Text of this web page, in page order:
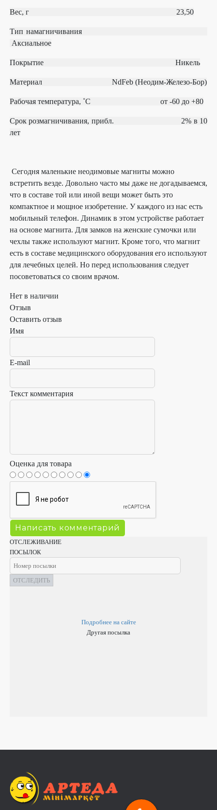
ОТСЛЕЖИВАНИЕ
ПОСЫЛОК
ОТСЛЕДИТЬ
Подробнее на сайте
Другая посылка
Вес, г 23,50
Тип намагничивания
Аксиальное
Покрытие Никель
Материал NdFeb (Неодим-Железо-Бор)
Рабочая температура, ˚С от ‐60 до +80
Срок розмагничивания, прибл.
2% в 10
лет
Сегодня маленькие неодимовые магниты можно
встретить везде. Довольно часто мы даже не догадываемся,
что в составе той или иной вещи может быть это
компактное и мощное изобретение. У каждого из нас есть
мобильный телефон. Динамик в этом устройстве работает
на основе магнита. Для замков на женские сумочки или
чехлы также используют магнит. Кроме того, что магнит
есть в составе медицинского оборудования его используют
для лечебных целей. Но перед использования следует
посоветоваться со своим врачом.
Нет в наличии
Отзыв
Оставить отзыв
Имя
E-mail
Текст комментария
Оценка для товара